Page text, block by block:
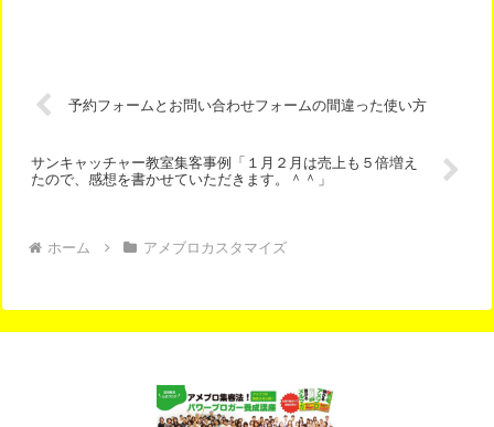
予約フォームとお問い合わせフォームの間違った使い方
サンキャッチャー教室集客事例「１月２月は売上も５倍増え
たので、感想を書かせていただきます。＾＾」
ホーム アメブロカスタマイズ